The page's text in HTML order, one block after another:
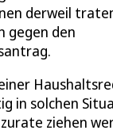
derweil
gegen den
in solchen
ziehen